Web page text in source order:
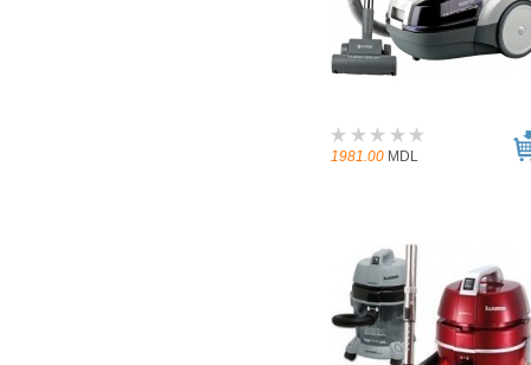
1981.00 MDL